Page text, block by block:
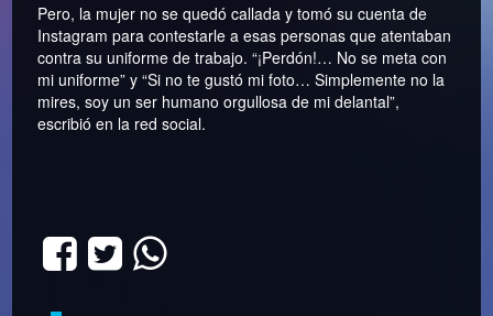
Pero, la mujer no se quedó callada y tomó su cuenta de
Instagram para contestarle a esas personas que atentaban
contra su uniforme de trabajo. “¡Perdón!… No se meta con
mi uniforme” y “Si no te gustó mi foto… Simplemente no la
mires, soy un ser humano orgullosa de mi delantal”,
escribió en la red social.